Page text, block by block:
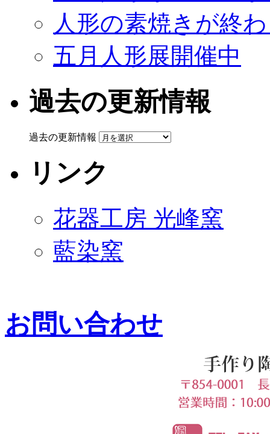
人形の素焼きが終
五月人形展開催中
過去の更新情報
過去の更新情報
リンク
花器工房 光峰窯
藍染窯
お問い合わせ